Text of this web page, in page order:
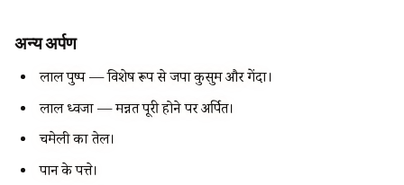
अन्य अर्पण
लाल पुष्प — विशेष रूप से जपा कुसुम और गेंदा।
लाल ध्वजा — मन्नत पूरी होने पर अर्पित।
चमेली का तेल।
पान के पत्ते।